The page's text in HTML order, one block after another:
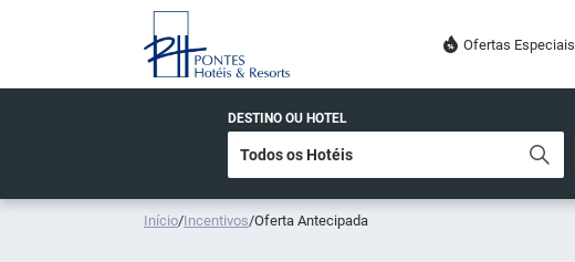
Ofertas Especiais
DESTINO OU HOTEL
Início/Incentivos/Oferta Antecipada